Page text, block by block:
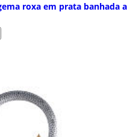
roxa em prata banhada a